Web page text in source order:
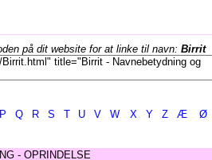
på dit website for at linke til navn: Birrit
P Q R S T U V W X Y Z Æ Ø
- OPRINDELSE